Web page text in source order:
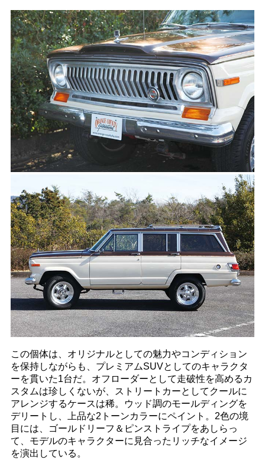
この個体は、オリジナルとしての魅力やコンディション
を保持しながらも、プレミアムSUVとしてのキャラクタ
ーを貫いた1台だ。オフローダーとして走破性を高めるカ
スタムは珍しくないが、ストリートカーとしてクールに
アレンジするケースは稀。ウッド調のモールディングを
デリートし、上品な2トーンカラーにペイント。2色の境
目には、ゴールドリーフ＆ピンストライプをあしらっ
て、モデルのキャラクターに見合ったリッチなイメージ
を演出している。